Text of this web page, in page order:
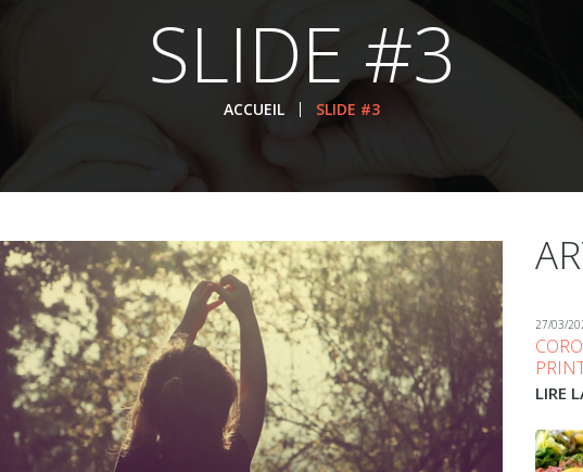
SLIDE #3
ACCUEIL SLIDE #3
27/03/
LIRE